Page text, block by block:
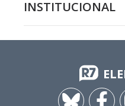
INSTITUCIONAL